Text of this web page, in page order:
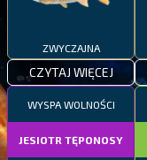
ZWYCZAJNA
CZYTAJ WIĘCEJ
WYSPA WOLNOŚCI
JESIOTR TĘPONOSY